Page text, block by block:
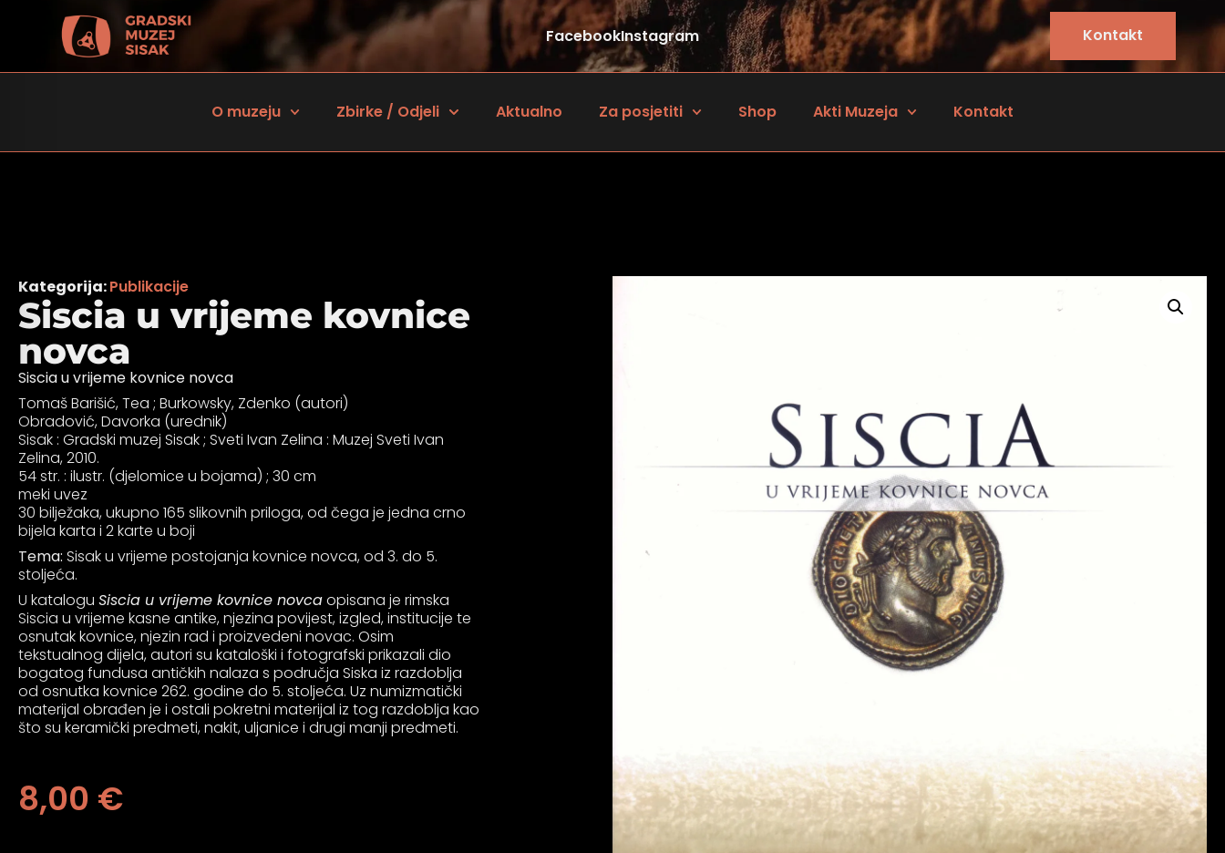
FacebookInstagram Kontakt
O muzeju Zbirke / Odjeli Aktualno Za posjetiti Shop Akti Muzeja Kontakt
Kategorija:Publikacije
Siscia u vrijeme kovnice
novca
Siscia u vrijeme kovnice novca
Tomaš Barišić, Tea ; Burkowsky, Zdenko (autori)
Obradović, Davorka (urednik)
Sisak : Gradski muzej Sisak ; Sveti Ivan Zelina : Muzej Sveti Ivan
Zelina, 2010.
54 str. : ilustr. (djelomice u bojama) ; 30 cm
meki uvez
30 bilježaka, ukupno 165 slikovnih priloga, od čega je jedna crno
bijela karta i 2 karte u boji
Tema: Sisak u vrijeme postojanja kovnice novca, od 3. do 5.
stoljeća.
U katalogu Siscia u vrijeme kovnice novcaopisana je rimska
Siscia u vrijeme kasne antike, njezina povijest, izgled, institucije te
osnutak kovnice, njezin rad i proizvedeni novac. Osim
tekstualnog dijela, autori su kataloški i fotografski prikazali dio
bogatog fundusa antičkih nalaza s područja Siska iz razdoblja
od osnutka kovnice 262. godine do 5. stoljeća. Uz numizmatički
materijal obrađen je i ostali pokretni materijal iz tog razdoblja kao
što su keramički predmeti, nakit, uljanice i drugi manji predmeti.
8,00 €
za osobe sa oštećenjem vida
profil za epilepsiju
prijateljski režim
za slijepe
režim za epilepsiju